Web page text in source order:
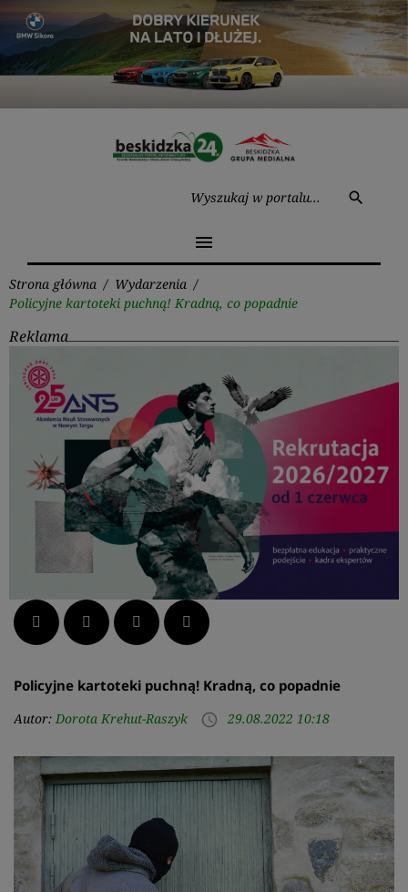
Przejdź
treści
search
menu
Strona główna / Wydarzenia /
Policyjne kartoteki puchną! Kradną, co popadnie
Reklama
Facebook Twitter LinkedIn Pinterest
Policyjne kartoteki puchną! Kradną, co popadnie
Autor: Dorota Krehut-Raszyk access_time 29.08.2022 10:18